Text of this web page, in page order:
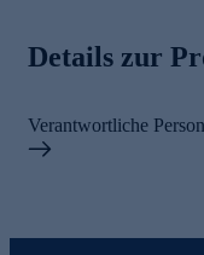
Details zur
Verantwortliche